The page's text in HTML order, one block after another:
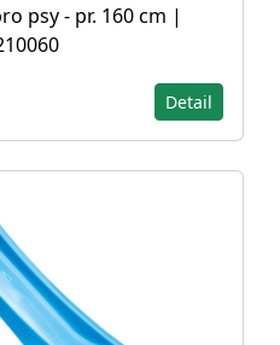
psy - pr. 160 cm |
Detail